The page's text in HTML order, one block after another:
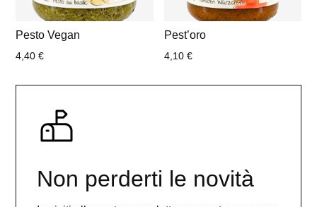
Pesto Vegan
4,40€
Pest’oro
4,10 €
Non perderti le novità